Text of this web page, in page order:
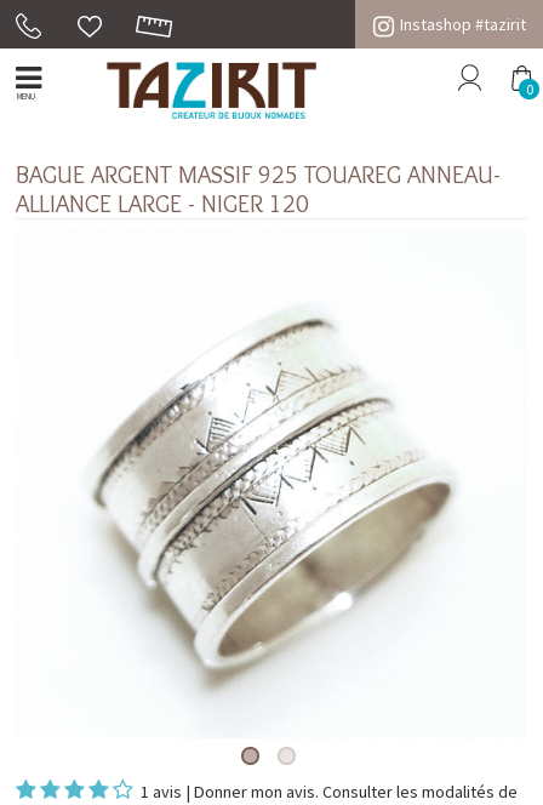
Instashop #tazirit
MENU 0
BAGUE ARGENT MASSIF 925 TOUAREG ANNEAU-
ALLIANCE LARGE - NIGER 120
1 avis |Donner mon avis. Consulter lesmodalités de